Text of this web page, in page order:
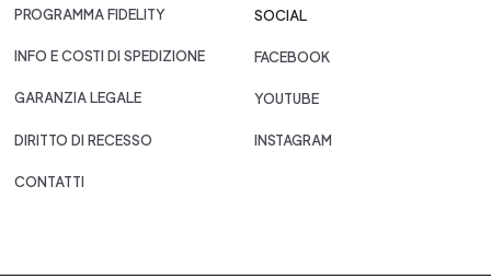
PROGRAMMA FIDELITY
INFO E COSTI DI SPEDIZIONE
GARANZIA LEGALE
DIRITTO DI RECESSO
CONTATTI
SOCIAL
FACEBOOK
YOUTUBE
INSTAGRAM